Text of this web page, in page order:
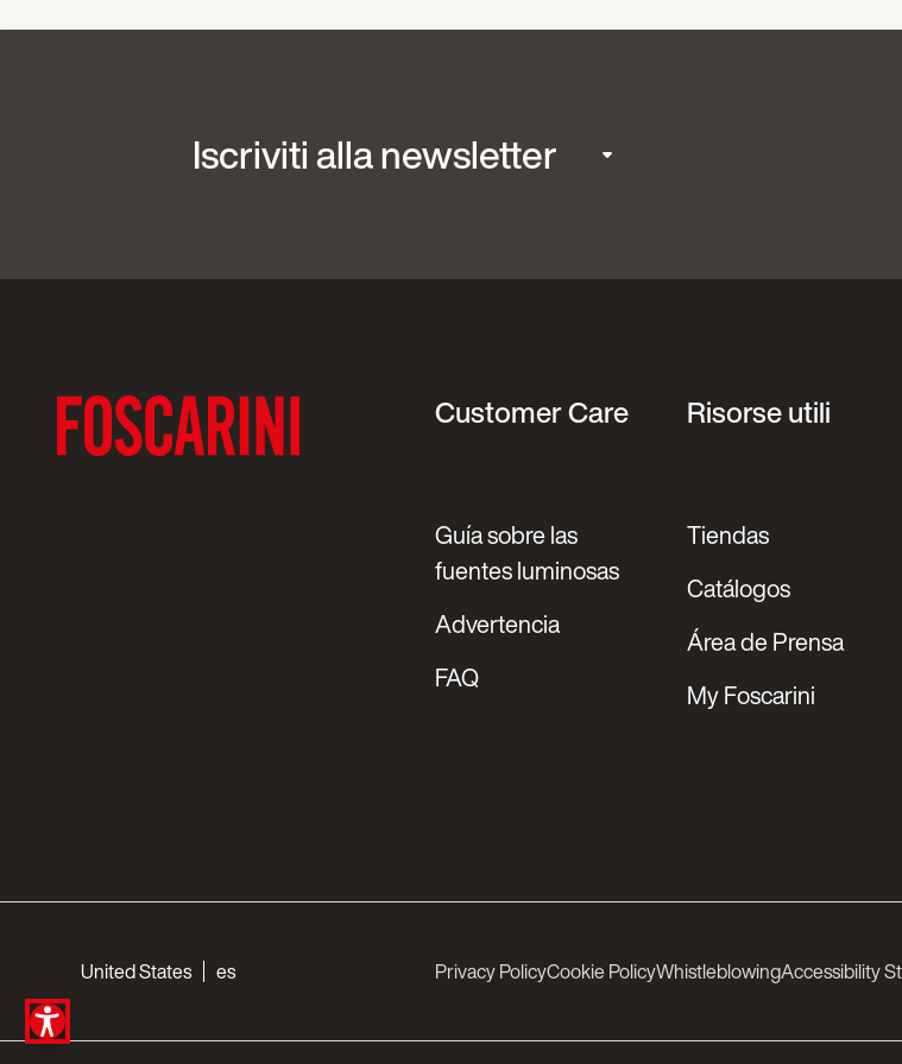
Iscriviti alla newsletter
Customer Care
Guía sobre las
fuentes luminosas
Advertencia
FAQ
Risorse utili
Tiendas
Catálogos
Área de Prensa
My Foscarini
United States es Privacy PolicyCookie PolicyWhistleblowingAccessibility